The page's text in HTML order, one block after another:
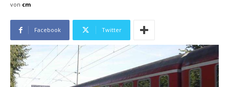
von cm
Facebook Twitter